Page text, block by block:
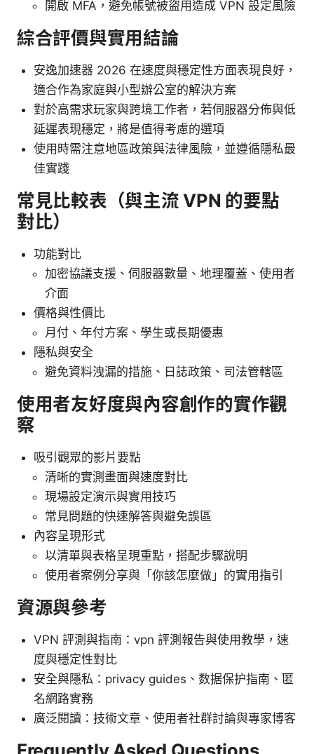
開啟 MFA，避免帳號被盜用造成 VPN 設定風險
綜合評價與實用結論
安逸加速器 2026 在速度與穩定性方面表現良好，
適合作為家庭與小型辦公室的解決方案
對於高需求玩家與跨境工作者，若伺服器分佈與低
延遲表現穩定，將是值得考慮的選項
使用時需注意地區政策與法律風險，並遵循隱私最
佳實踐
常見比較表（與主流 VPN 的要點
對比）
功能對比
加密協議支援、伺服器數量、地理覆蓋、使用者
介面
價格與性價比
月付、年付方案、學生或長期優惠
隱私與安全
避免資料洩漏的措施、日誌政策、司法管轄區
使用者友好度與內容創作的實作觀
察
吸引觀眾的影片要點
清晰的實測畫面與速度對比
現場設定演示與實用技巧
常見問題的快速解答與避免誤區
內容呈現形式
以清單與表格呈現重點，搭配步驟說明
使用者案例分享與「你該怎麼做」的實用指引
資源與參考
VPN 評測與指南：vpn 評測報告與使用教學，速
度與穩定性對比
安全與隱私：privacy guides、数据保护指南、匿
名網路實務
廣泛閱讀：技術文章、使用者社群討論與專家博客